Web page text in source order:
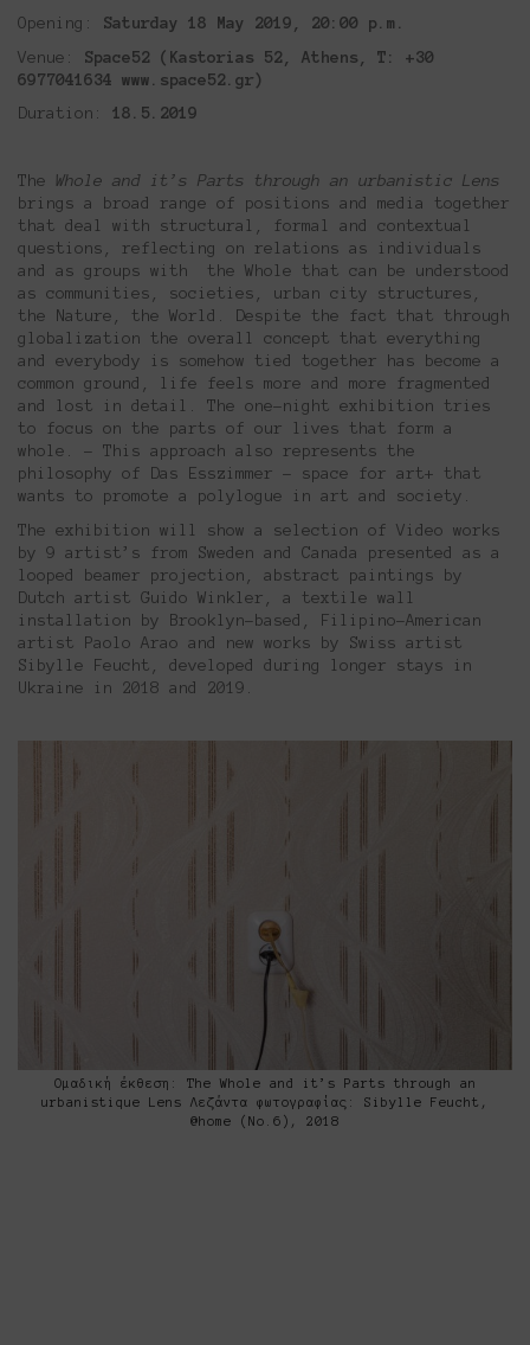
Opening:
Saturday 18 May 2019, 20:00 p.m.
Venue: Space52 (Kastorias 52, Athens, Τ: +30
6977041634 www.space52.gr)
Duration:
18.5.2019
The
Whole and it’s Parts through an urbanistic Lens
brings a broad range of positions and media together
that deal with structural, formal and contextual
questions, reflecting on relations as individuals
and as groups with the Whole that can be understood
as communities, societies, urban city structures,
the Nature, the World. Despite the fact that through
globalization the overall concept that everything
and everybody is somehow tied together has become a
common ground, life feels more and more fragmented
and lost in detail. The one-night exhibition tries
to focus on the parts of our lives that form a
whole. – This approach also represents the
philosophy of Das Esszimmer – space for art+ that
wants to promote a polylogue in art and society.
The exhibition will show a selection of Video works
by 9 artist’s from Sweden and Canada presented as a
looped beamer projection, abstract paintings by
Dutch artist Guido Winkler, a textile wall
installation by Brooklyn-based, Filipino-American
artist Paolo Arao and new works by Swiss artist
Sibylle Feucht, developed during longer stays in
Ukraine in 2018 and 2019.
Ομαδική έκθεση: The Whole and it’s Parts through an
urbanistique Lens Λεζάντα φωτογραφίας: Sibylle Feucht,
@home (No.6), 2018